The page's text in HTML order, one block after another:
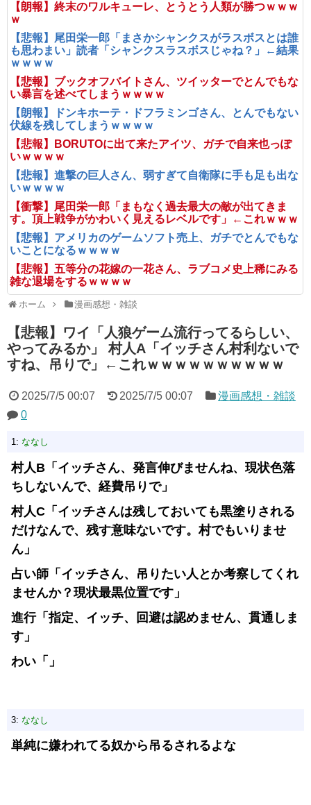
【朗報】終末のワルキューレ、とうとう人類が勝つｗｗｗ
ｗ
【悲報】尾田栄一郎「まさかシャンクスがラスボスとは誰
も思わまい」読者「シャンクスラスボスじゃね？」←結果
ｗｗｗｗ
【悲報】ブックオフバイトさん、ツイッターでとんでもな
い暴言を述べてしまうｗｗｗｗ
【朗報】ドンキホーテ・ドフラミンゴさん、とんでもない
伏線を残してしまうｗｗｗｗ
【悲報】BORUTOに出て来たアイツ、ガチで自来也っぽ
いｗｗｗｗ
【悲報】進撃の巨人さん、弱すぎて自衛隊に手も足も出な
いｗｗｗｗ
【衝撃】尾田栄一郎「まもなく過去最大の敵が出てきま
す。頂上戦争がかわいく見えるレベルです」←これｗｗｗ
【悲報】アメリカのゲームソフト売上、ガチでとんでもな
いことになるｗｗｗｗ
【悲報】五等分の花嫁の一花さん、ラブコメ史上稀にみる
雑な退場をするｗｗｗｗ
ホーム 漫画感想・雑談
【悲報】ワイ「人狼ゲーム流行ってるらしい、
やってみるか」 村人A「イッチさん村利ないで
すね、吊りで」←これｗｗｗｗｗｗｗｗｗｗ
2025/7/5 00:07 2025/7/5 00:07
漫画感想・雑談
0
1: ななし
村人B「イッチさん、発言伸びませんね、現状色落
ちしないんで、経費吊りで」
村人C「イッチさんは残しておいても黒塗りされる
だけなんで、残す意味ないです。村でもいりませ
ん」
占い師「イッチさん、吊りたい人とか考察してくれ
ませんか？現状最黒位置です」
進行「指定、イッチ、回避は認めません、貫通しま
す」
わい「」
3: ななし
単純に嫌われてる奴から吊るされるよな